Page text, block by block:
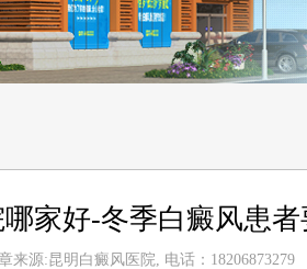
家好-冬季白癜风患
来源:昆明白癜风医院, 电话：18206873279